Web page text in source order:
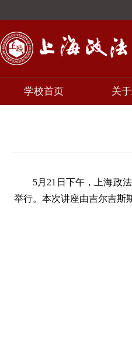
学校首页 关
5月21日下午，上海政
举行。本次讲座由吉尔吉斯